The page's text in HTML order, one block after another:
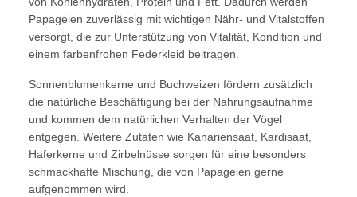
Papageien zuverlässig mit wichtigen Nähr- und Vitalstoffen
versorgt, die zur Unterstützung von Vitalität, Kondition und
einem farbenfrohen Federkleid beitragen.
Sonnenblumenkerne und Buchweizen fördern zusätzlich
die natürliche Beschäftigung bei der Nahrungsaufnahme
und kommen dem natürlichen Verhalten der Vögel
entgegen. Weitere Zutaten wie Kanariensaat, Kardisaat,
Haferkerne und Zirbelnüsse sorgen für eine besonders
schmackhafte Mischung, die von Papageien gerne
aufgenommen wird.